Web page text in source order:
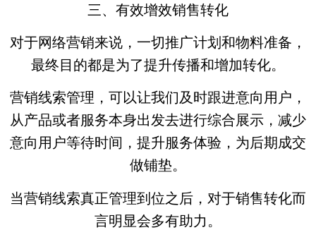
三、有效增效销售转化
对于网络营销来说，一切推广计划和物料准备，
最终目的都是为了提升传播和增加转化。
营销线索管理，可以让我们及时跟进意向用户，
从产品或者服务本身出发去进行综合展示，减少
意向用户等待时间，提升服务体验，为后期成交
做铺垫。
当营销线索真正管理到位之后，对于销售转化而
言明显会多有助力。